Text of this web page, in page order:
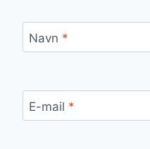
Navn *
E-mail *